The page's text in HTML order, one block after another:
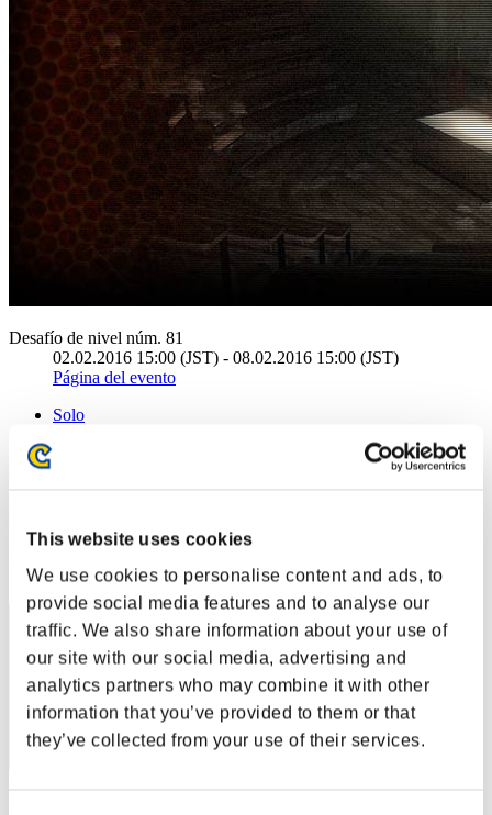
This website uses cookies
We use cookies to personalise content and ads, to
provide social media features and to analyse our
traffic. We also share information about your use of
our site with our social media, advertising and
analytics partners who may combine it with other
information that you’ve provided to them or that
they’ve collected from your use of their services.
Desafío de nivel núm. 81
02.02.2016 15:00 (JST) - 08.02.2016 15:00 (JST)
Página del evento
Solo
(Los rankings se actualizan cada 6 horas.)
321